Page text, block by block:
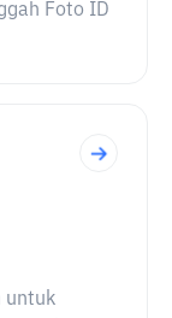
Foto ID
untuk